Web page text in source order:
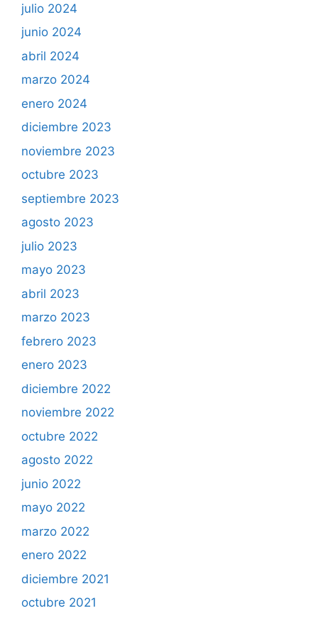
julio 2024
junio 2024
abril 2024
marzo 2024
enero 2024
diciembre 2023
noviembre 2023
octubre 2023
septiembre 2023
agosto 2023
julio 2023
mayo 2023
abril 2023
marzo 2023
febrero 2023
enero 2023
diciembre 2022
noviembre 2022
octubre 2022
agosto 2022
junio 2022
mayo 2022
marzo 2022
enero 2022
diciembre 2021
octubre 2021